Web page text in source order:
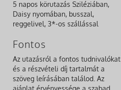
5 napos körutazás Sziléziában,
Daisy nyomában, busszal,
reggelivel, 3*-os szállással
Fontos
Az utazásról a fontos tudnivalókat
és a részvételi díj tartalmát a
szöveg leírásában találod. Az
ajánlat érvényessége a szabad